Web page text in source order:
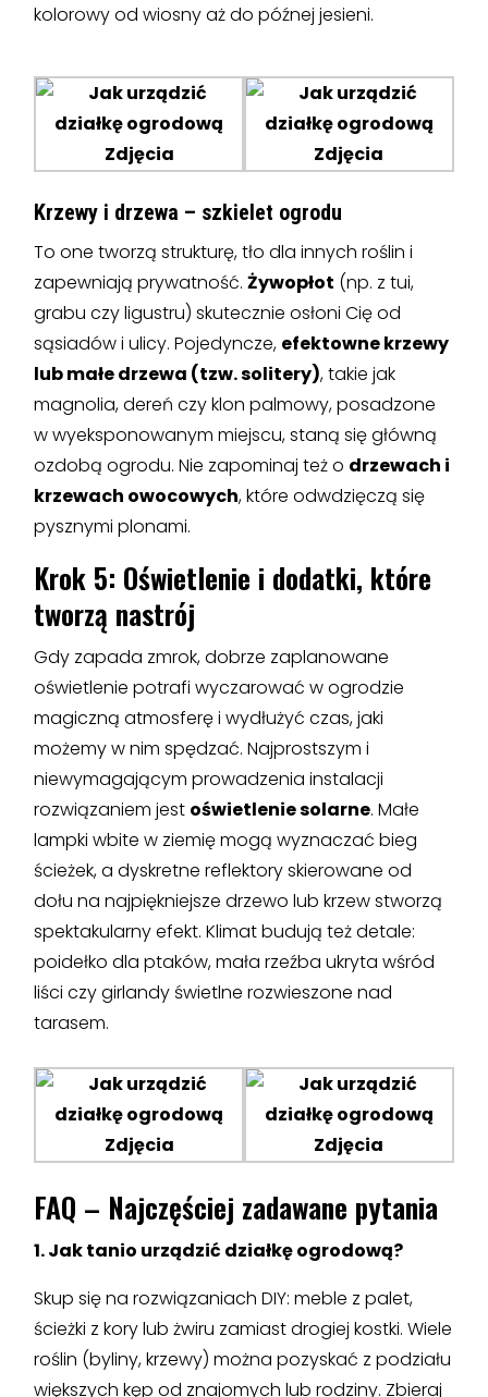
kolorowy od wiosny aż do późnej jesieni.
Krzewy i drzewa – szkielet ogrodu
To one tworzą strukturę, tło dla innych roślin i
zapewniają prywatność.Żywopłot (np. z tui,
grabu czy ligustru) skutecznie osłoni Cię od
sąsiadów i ulicy. Pojedyncze, efektowne krzewy
lub małe drzewa (tzw. solitery), takie jak
magnolia, dereń czy klon palmowy, posadzone
w wyeksponowanym miejscu, staną się główną
ozdobą ogrodu. Nie zapominaj też o drzewach i
krzewach owocowych, które odwdzięczą się
pysznymi plonami.
Krok 5: Oświetlenie i dodatki, które
tworzą nastrój
Gdy zapada zmrok, dobrze zaplanowane
oświetlenie potrafi wyczarować w ogrodzie
magiczną atmosferę i wydłużyć czas, jaki
możemy w nim spędzać. Najprostszym i
niewymagającym prowadzenia instalacji
rozwiązaniem jest oświetlenie solarne. Małe
lampki wbite w ziemię mogą wyznaczać bieg
ścieżek, a dyskretne reflektory skierowane od
dołu na najpiękniejsze drzewo lub krzew stworzą
spektakularny efekt. Klimat budują też detale:
poidełko dla ptaków, mała rzeźba ukryta wśród
liści czy girlandy świetlne rozwieszone nad
tarasem.
FAQ – Najczęściej zadawane pytania
1. Jak tanio urządzić działkę ogrodową?
Skup się na rozwiązaniach DIY: meble z palet,
ścieżki z kory lub żwiru zamiast drogiej kostki. Wiele
roślin (byliny, krzewy) można pozyskać z podziału
większych kęp od znajomych lub rodziny. Zbieraj